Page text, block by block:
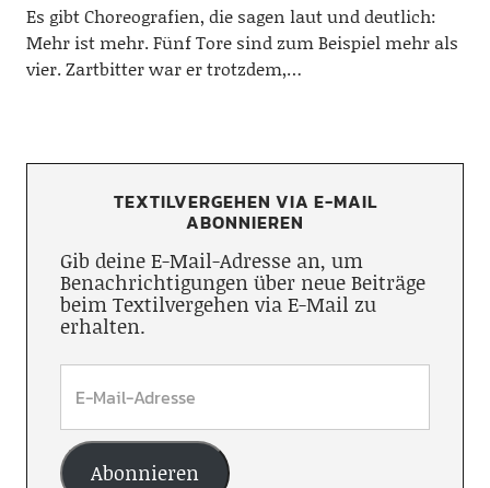
Es gibt Choreografien, die sagen laut und deutlich:
Mehr ist mehr. Fünf Tore sind zum Beispiel mehr als
vier. Zartbitter war er trotzdem,…
TEXTILVERGEHEN VIA E-MAIL
ABONNIEREN
Gib deine E-Mail-Adresse an, um
Benachrichtigungen über neue Beiträge
beim Textilvergehen via E-Mail zu
erhalten.
Abonnieren